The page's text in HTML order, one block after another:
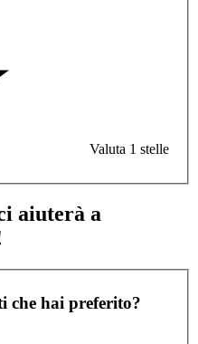
Valuta 1 stelle
aiuterà a
che hai preferito?